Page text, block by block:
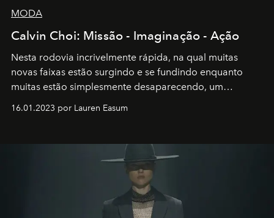
MODA
Calvin Choi: Missão - Imaginação - Ação
Nesta rodovia incrivelmente rápida, na qual muitas
novas faixas estão surgindo e se fundindo enquanto
muitas estão simplesmente desaparecendo, um
transportador AMTD abrindo caminho para muitos
por propósitos, com um claro senso de missão na vida e
16.01.2023 por Lauren Easum